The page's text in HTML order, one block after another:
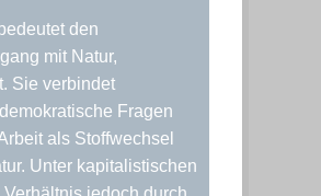
den
mit Natur,
Sie verbindet
Fragen
als Stoffwechsel
Unter kapitalistischen